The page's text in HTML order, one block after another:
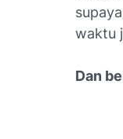
waktu
Dan